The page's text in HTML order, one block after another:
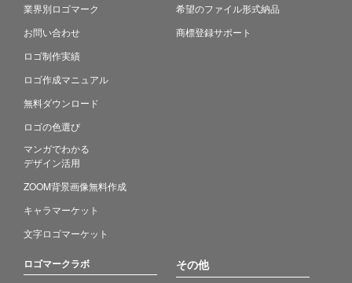
業界別ロゴマーク
お問い合わせ
ロゴ制作実績
ロゴ作成マニュアル
無料ダウンロード
ロゴの色選び
マンガでわかる
デザイン活用
ZOOM背景画像無料作成
キャラマーケット
文字ロゴマーケット
希望のファイル形式納品
商標登録サポート
ロゴマークラボ その他